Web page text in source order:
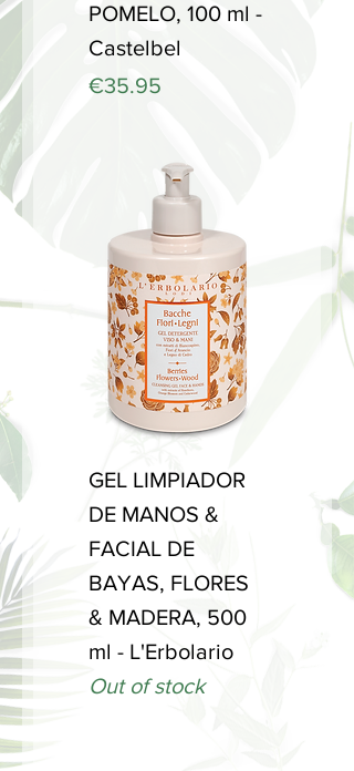
POMELO, 100 ml -
Castelbel
Price
€35.95
GEL LIMPIADOR
DE MANOS &
FACIAL DE
BAYAS, FLORES
& MADERA, 500
ml - L'Erbolario
Out of stock